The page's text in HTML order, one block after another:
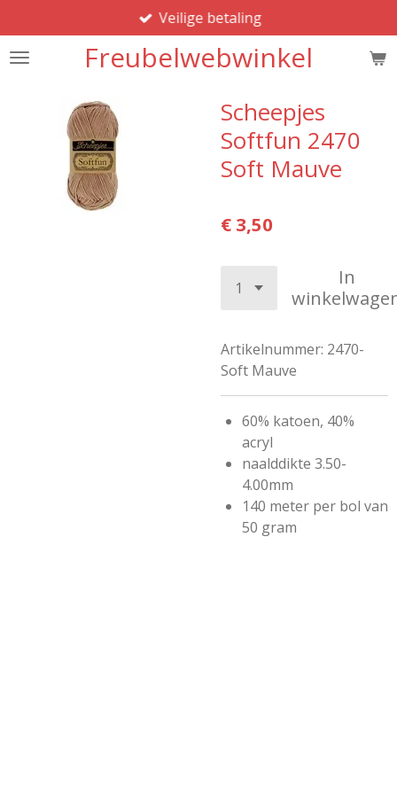
direct
naar
hoofdinhoud
Freubelwebwinkel
Veilige betaling
Scheepjes
Softfun 2470
Soft Mauve
€ 3,50
In
Artikelnummer: 2470-
Soft Mauve
60% katoen, 40%
acryl
naalddikte 3.50-
4.00mm
140 meter per bol van
50 gram